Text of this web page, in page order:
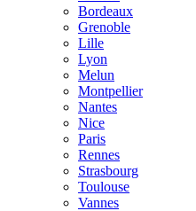
Bordeaux
Grenoble
Lille
Lyon
Melun
Montpellier
Nantes
Nice
Paris
Rennes
Strasbourg
Toulouse
Vannes